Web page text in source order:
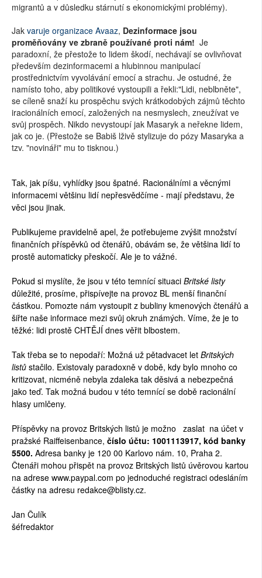
migrantů a v důsledku stárnutí s ekonomickými problémy).
Jak varuje organizace Avaaz, Dezinformace jsou
proměňovány ve zbraně používané proti nám! Je
paradoxní, že přestože to lidem škodí, nechávají se ovlivňovat
především dezinformacemi a hlubinnou manipulací
prostřednictvím vyvolávání emocí a strachu. Je ostudné, že
namísto toho, aby politikové vystoupili a řekli:"Lidi, neblbněte",
se cíleně snaží ku prospěchu svých krátkodobých zájmů těchto
iracionálních emocí, založených na nesmyslech, zneužívat ve
svůj prospěch. Nikdo nevystoupí jak Masaryk a neřekne lidem,
jak co je. (Přestože se Babiš lživě stylizuje do pózy Masaryka a
tzv. "novináři" mu to tisknou.)
Tak, jak píšu, vyhlídky jsou špatné. Racionálními a věcnými
informacemi většinu lidí nepřesvědčíme - mají představu, že
věci jsou jinak.
Publikujeme pravidelně apel, že potřebujeme zvýšit množství
finančních příspěvků od čtenářů, obávám se, že většina lidí to
prostě automaticky přeskočí. Ale je to vážné.
Pokud si myslíte, že jsou v této temnící situaci Britské listy
důležité, prosíme, přispívejte na provoz BL menší finanční
částkou. Pomozte nám vystoupit z bubliny kmenových čtenářů a
šiřte naše informace mezi svůj okruh známých. Víme, že je to
těžké: lidi prostě CHTĚJÍ dnes věřit blbostem.
Tak třeba se to nepodaří: Možná už pětadvacet let Britských
listů stačilo. Existovaly paradoxně v době, kdy bylo mnoho co
kritizovat, nicméně nebyla zdaleka tak děsivá a nebezpečná
jako teď. Tak možná budou v této temnící se době racionální
hlasy umlčeny.
Příspěvky na provoz Britských listů je možno zaslat na účet v
pražské Raiffeisenbance, číslo účtu: 1001113917, kód banky
5500. Adresa banky je 120 00 Karlovo nám. 10, Praha 2.
Čtenáři mohou přispět na provoz Britských listů úvěrovou kartou
na adrese www.paypal.com po jednoduché registraci odesláním
částky na adresu redakce@blisty.cz.
Jan Čulík
šéfredaktor